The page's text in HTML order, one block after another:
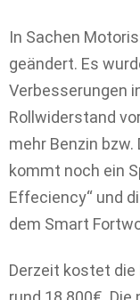
In Sachen
geändert. Es
Verbesserungen
Rollwiderstand
mehr Benzin bzw.
kommt noch ein
Effeciency“ und
dem Smart
Derzeit kostet die